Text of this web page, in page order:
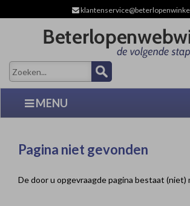
MENU
Pagina niet gevonden
De door u opgevraagde pagina bestaat (niet)